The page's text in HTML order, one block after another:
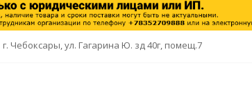
г. Чебоксары, ул. Гагарина Ю. зд 40г, помещ.7